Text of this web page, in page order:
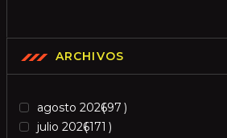
ARCHIVOS
agosto 202697
julio 2026171